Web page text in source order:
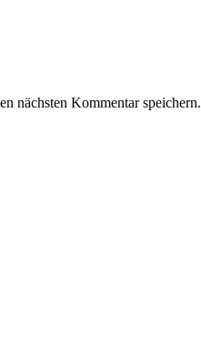
nächsten Kommentar speichern.